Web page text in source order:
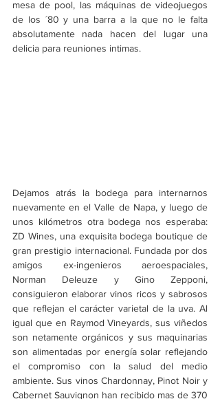
mesa de pool, las máquinas de videojuegos
de los ´80 y una barra a la que no le falta
absolutamente nada hacen del lugar una
delicia para reuniones intimas.
Dejamos atrás la bodega para internarnos
nuevamente en el Valle de Napa, y luego de
unos kilómetros otra bodega nos esperaba:
ZD Wines, una exquisita bodega boutique de
gran prestigio internacional. Fundada por dos
amigos ex-ingenieros aeroespaciales,
Norman Deleuze y Gino Zepponi,
consiguieron elaborar vinos ricos y sabrosos
que reflejan el carácter varietal de la uva. Al
igual que en Raymod Vineyards, sus viñedos
son netamente orgánicos y sus maquinarias
son alimentadas por energía solar reflejando
el compromiso con la salud del medio
ambiente. Sus vinos Chardonnay, Pinot Noir y
Cabernet Sauvignon han recibido mas de 370